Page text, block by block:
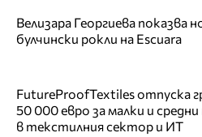
Велизара Георгиева показва
булчински рокли на Escuara
FutureProofTextiles отпуска
50 000 евро за малки и
в текстилния сектор и ИТ